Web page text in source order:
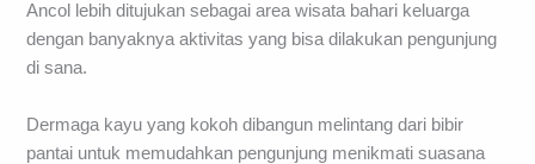
Ancol lebih ditujukan sebagai area wisata bahari keluarga
dengan banyaknya aktivitas yang bisa dilakukan pengunjung
di sana.
Dermaga kayu yang kokoh dibangun melintang dari bibir
pantai untuk memudahkan pengunjung menikmati suasana